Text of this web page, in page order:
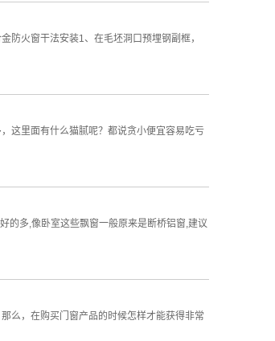
防火窗干法安装1、在毛坯洞口预埋钢副框，
这里面有什么猫腻呢？都说贪小便宜容易吃亏
的多,像卧室这些飘窗一般原来是断桥铝窗,建议
么，在购买门窗产品的时候怎样才能获得非常